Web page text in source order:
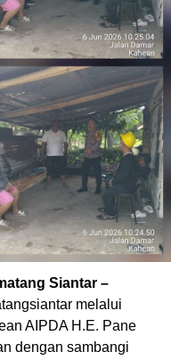
Siantar –
melalui
AIPDA H.E. Pane
dengan sambangi